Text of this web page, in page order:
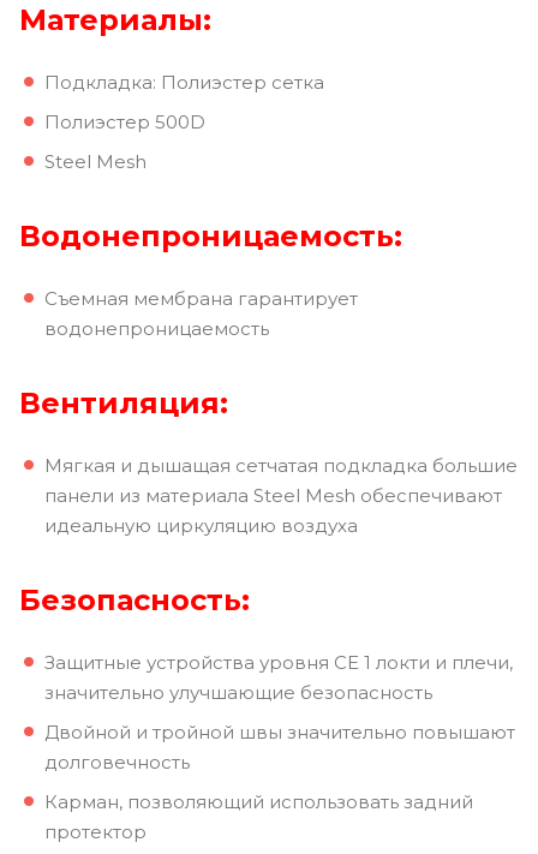
Материалы:
Подкладка: Полиэстер сетка
Полиэстер 500D
Steel Mesh
Водонепроницаемость:
Съемная мембрана гарантирует
водонепроницаемость
Вентиляция:
Мягкая и дышащая сетчатая подкладка большие
панели из материала Steel Mesh обеспечивают
идеальную циркуляцию воздуха
Безопасность:
Защитные устройства уровня CE 1 локти и плечи,
значительно улучшающие безопасность
Двойной и тройной швы значительно повышают
долговечность
Карман, позволяющий использовать задний
протектор